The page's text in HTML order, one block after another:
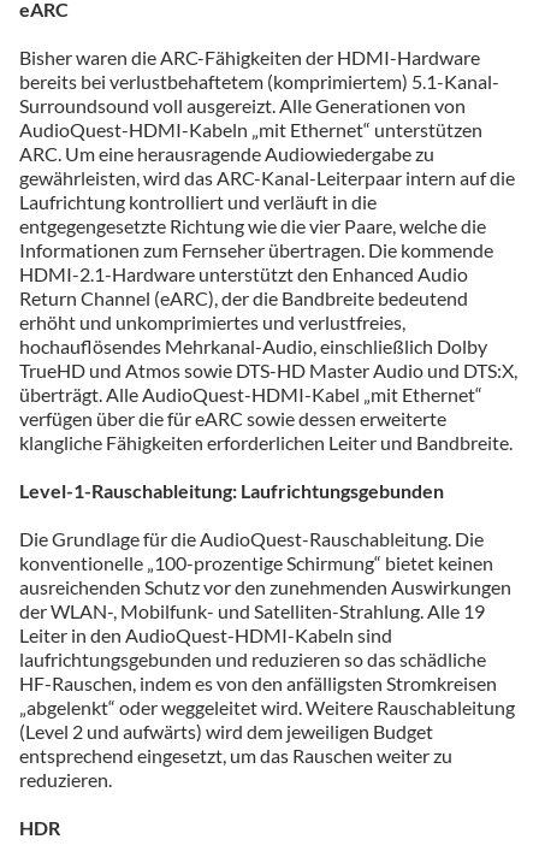
eARC
Bisher waren die ARC-Fähigkeiten der HDMI-Hardware
bereits bei verlustbehaftetem (komprimiertem) 5.1-Kanal-
Surroundsound voll ausgereizt. Alle Generationen von
AudioQuest-HDMI-Kabeln „mit Ethernet“ unterstützen
ARC. Um eine herausragende Audiowiedergabe zu
gewährleisten, wird das ARC-Kanal-Leiterpaar intern auf die
Laufrichtung kontrolliert und verläuft in die
entgegengesetzte Richtung wie die vier Paare, welche die
Informationen zum Fernseher übertragen. Die kommende
HDMI-2.1-Hardware unterstützt den Enhanced Audio
Return Channel (eARC), der die Bandbreite bedeutend
erhöht und unkomprimiertes und verlustfreies,
hochauflösendes Mehrkanal-Audio, einschließlich Dolby
TrueHD und Atmos sowie DTS-HD Master Audio und DTS:X,
überträgt. Alle AudioQuest-HDMI-Kabel „mit Ethernet“
verfügen über die für eARC sowie dessen erweiterte
klangliche Fähigkeiten erforderlichen Leiter und Bandbreite.
Level-1-Rauschableitung: Laufrichtungsgebunden
Die Grundlage für die AudioQuest-Rauschableitung. Die
konventionelle „100-prozentige Schirmung“ bietet keinen
ausreichenden Schutz vor den zunehmenden Auswirkungen
der WLAN-, Mobilfunk- und Satelliten-Strahlung. Alle 19
Leiter in den AudioQuest-HDMI-Kabeln sind
laufrichtungsgebunden und reduzieren so das schädliche
HF-Rauschen, indem es von den anfälligsten Stromkreisen
„abgelenkt“ oder weggeleitet wird. Weitere Rauschableitung
(Level 2 und aufwärts) wird dem jeweiligen Budget
entsprechend eingesetzt, um das Rauschen weiter zu
reduzieren.
HDR